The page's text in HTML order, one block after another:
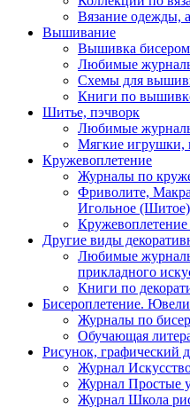
Вязание одежды,
Вышивание
Вышивка бисером
Любимые
Схемы для
Книги по
Шитье, пэчворк
Любимые
Мягкие игрушки,
Кружевоплетение
Журналы по
Фриволите,
Игольное
Другие виды
Любимые
прикладного
Книги по
Бисероплетение.
Журналы по
Обучающая
Рисунок, графический
Журнал
Журнал Простые
Журнал Школа